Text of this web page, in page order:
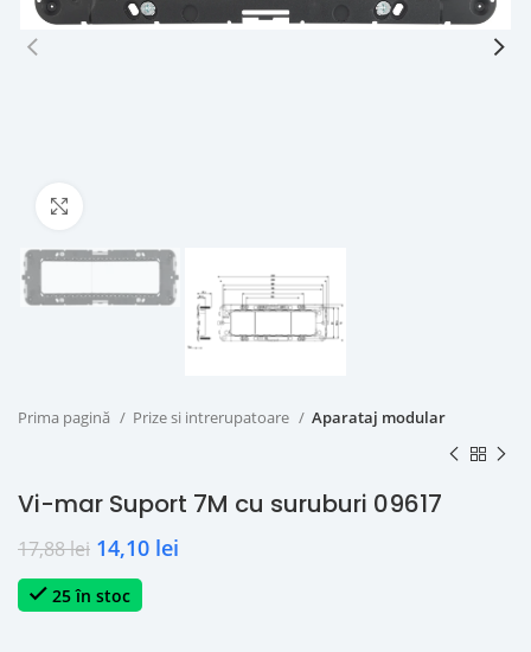
Prima pagină Prize si intrerupatoare Aparataj modular
Vi-mar Suport 7M cu suruburi 09617
17,88lei 14,10 lei
25 în stoc